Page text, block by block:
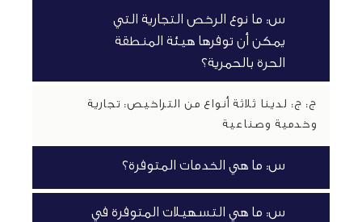
س: ما نوع الرخص التجارية التي
يمكن أن توفرها هيئة المنطقة
الحرة بالحمرية؟
ج: ج: لدينا ثلاثة أنواع من التراخيص: تجارية
وخدمية وصناعية
س: ما هي الخدمات المتوفرة؟
س: ما هي التسهيلات المتوفرة في